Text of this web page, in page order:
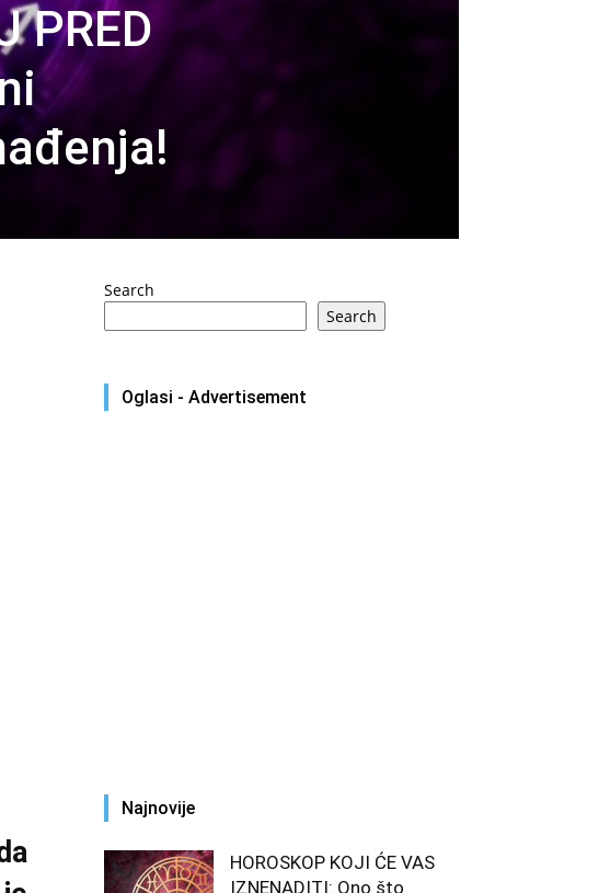
PRED
Search
Search
Oglasi - Advertisement
Najnovije
HOROSKOP KOJI ĆE VAS
IZNENADITI: Ono što